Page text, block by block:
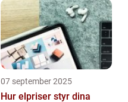
07 september 2025
Hur elpriser styr dina